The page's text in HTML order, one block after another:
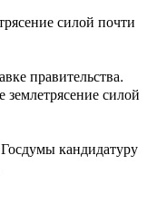
силой почти
правительства.
силой
кандидатуру